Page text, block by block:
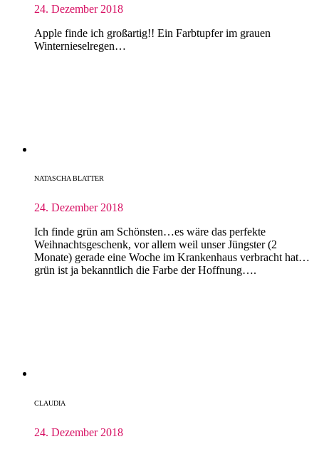
24. Dezember 2018
Apple finde ich großartig!! Ein Farbtupfer im grauen
Winternieselregen…
NATASCHA BLATTER
24. Dezember 2018
Ich finde grün am Schönsten…es wäre das perfekte
Weihnachtsgeschenk, vor allem weil unser Jüngster (2
Monate) gerade eine Woche im Krankenhaus verbracht hat…
grün ist ja bekanntlich die Farbe der Hoffnung….
CLAUDIA
24. Dezember 2018